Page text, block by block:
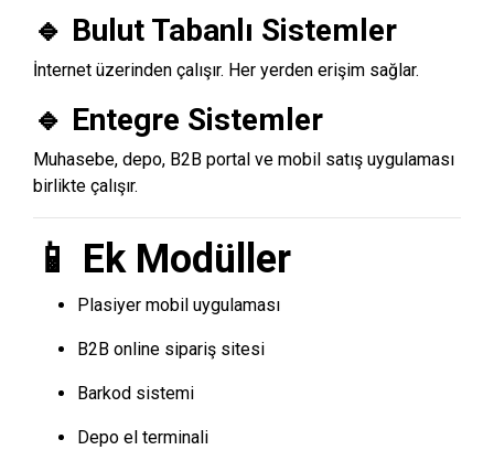
🔹 Bulut Tabanlı Sistemler
İnternet üzerinden çalışır. Her yerden erişim sağlar.
🔹 Entegre Sistemler
Muhasebe, depo, B2B portal ve mobil satış uygulaması
birlikte çalışır.
📱 Ek Modüller
Plasiyer mobil uygulaması
B2B online sipariş sitesi
Barkod sistemi
Depo el terminali